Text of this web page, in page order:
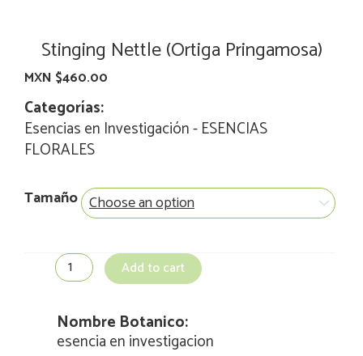
Stinging Nettle (Ortiga Pringamosa)
MXN $460.00
Categorías:
Esencias en Investigación-ESENCIAS
FLORALES
Tamaño
Nettle
quantity
Add to cart
Nombre Botanico:
esencia en investigacion